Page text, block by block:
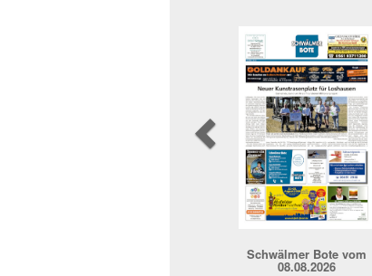
Schwälmer Bote vom
08.08.2026